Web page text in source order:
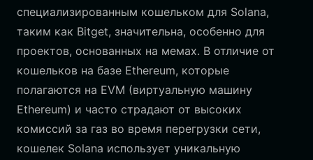
специализированным кошельком для Solana,
таким как Bitget, значительна, особенно для
проектов, основанных на мемах. В отличие от
кошельков на базе Ethereum, которые
полагаются на EVM (виртуальную машину
Ethereum) и часто страдают от высоких
комиссий за газ во время перегрузки сети,
кошелек Solana использует уникальную